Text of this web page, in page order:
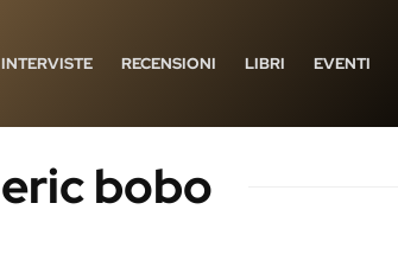
INTERVISTE RECENSIONI LIBRI EVENTI
eric bobo